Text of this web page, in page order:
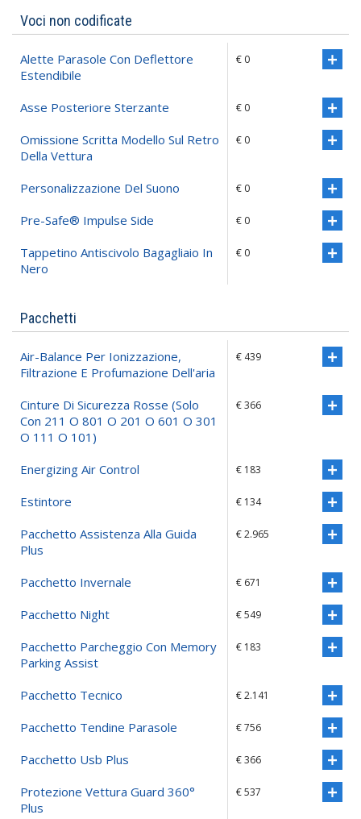
Voci non codificate
Alette Parasole Con Deflettore
Estendibile
€ 0
Asse Posteriore Sterzante € 0
Omissione Scritta Modello Sul Retro
Della Vettura
€ 0
Personalizzazione Del Suono € 0
Pre-Safe® Impulse Side € 0
Tappetino Antiscivolo Bagagliaio In
Nero
€ 0
Pacchetti
Air-Balance Per Ionizzazione,
Filtrazione E Profumazione Dell'aria
€ 439
Cinture Di Sicurezza Rosse (solo
Con 211 O 801 O 201 O 601 O 301
O 111 O 101)
€ 366
Energizing Air Control € 183
Estintore € 134
Pacchetto Assistenza Alla Guida
Plus
€ 2.965
Pacchetto Invernale € 671
Pacchetto Night € 549
Pacchetto Parcheggio Con Memory
Parking Assist
€ 183
Pacchetto Tecnico € 2.141
Pacchetto Tendine Parasole € 756
Pacchetto Usb Plus € 366
Protezione Vettura Guard 360°
Plus
€ 537